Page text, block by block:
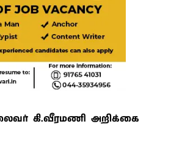
கி.வீரமணி அறிக்கை